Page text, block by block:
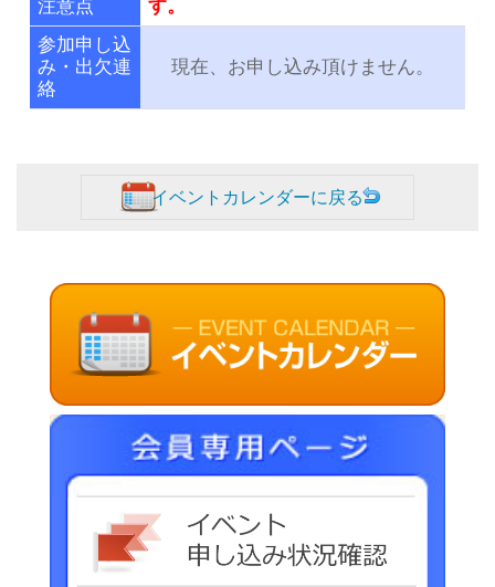
注意点
す。
参加申し込
み・出欠連
絡
現在、お申し込み頂けません。
イベントカレンダーに戻る